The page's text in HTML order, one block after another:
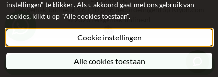
In winkelwagen
Reisgemak-online.nl 9.6/10(296beoordelingen) op Kiyoh.com
©2026reisgemak-online.nl
instellingen" te klikken. Als u akkoord gaat met ons gebruik van
cookies, klikt u op "Alle cookies toestaan".
Cookie instellingen
Alle cookies toestaan